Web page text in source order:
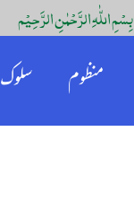
بِسْمِ اللّٰہِ الرَّحْمٰنِ الرَّحِیْم
منظوم سلوک